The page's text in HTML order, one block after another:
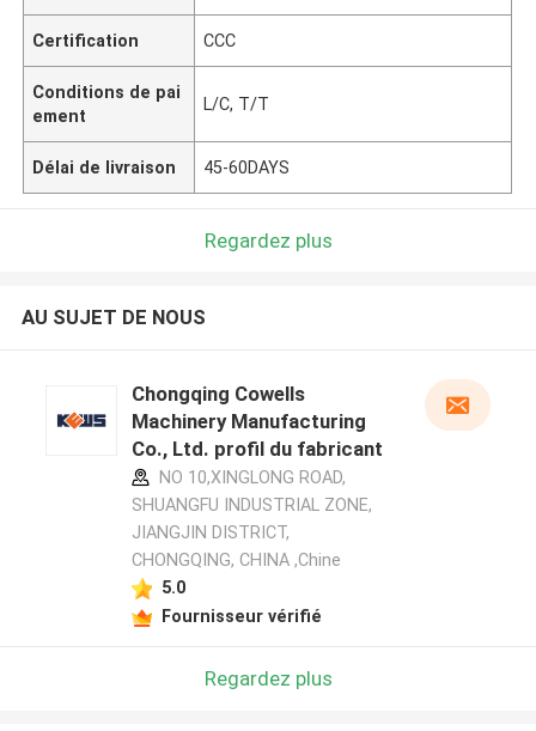
Certification CCC
Conditions de pai
ement
L/C, T/T
Délai de livraison 45-60DAYS
Regardez plus
AU SUJET DE NOUS
Chongqing Cowells
Machinery Manufacturing
Co., Ltd. profil du fabricant
NO 10,XINGLONG ROAD,
SHUANGFU INDUSTRIAL ZONE,
JIANGJIN DISTRICT,
CHONGQING, CHINA ,Chine
5.0
Fournisseur vérifié
Regardez plus